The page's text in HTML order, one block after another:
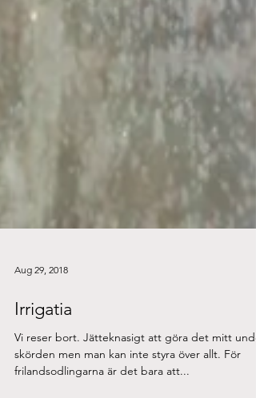
Aug 29, 2018
Irrigatia
Vi reser bort. Jätteknasigt att göra det mitt